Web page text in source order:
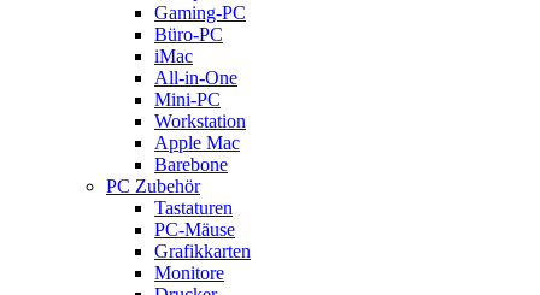
Gaming-PC
Büro-PC
iMac
All-in-One
Mini-PC
Workstation
Apple Mac
Barebone
PC Zubehör
Tastaturen
PC-Mäuse
Grafikkarten
Monitore